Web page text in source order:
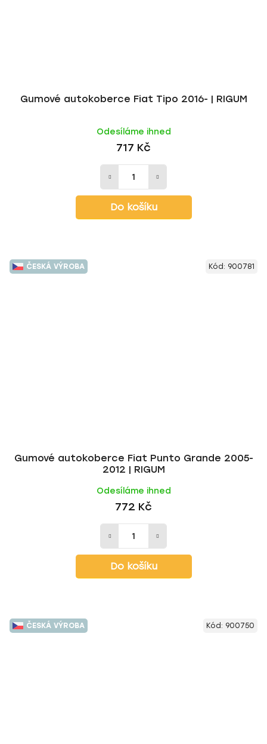
Gumové autokoberce Fiat Tipo 2016- | RIGUM
Odesíláme ihned
717 Kč
Do košíku
ČESKÁ VÝROBA
Gumové autokoberce Fiat Punto Grande 2005-
2012 | RIGUM
Odesíláme ihned
772 Kč
Do košíku
Kód: 900781
ČESKÁ VÝROBA Kód: 900750